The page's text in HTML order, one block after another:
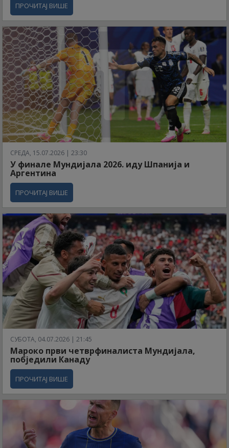
ПРОЧИТАЈ ВИШЕ
СРЕДА, 15.07.2026 | 23:30
У финале Мундијала 2026. иду Шпанија и
Аргентина
ПРОЧИТАЈ ВИШЕ
СУБОТА, 04.07.2026 | 21:45
Мароко први четврфиналиста Мундијала,
побједили Канаду
ПРОЧИТАЈ ВИШЕ